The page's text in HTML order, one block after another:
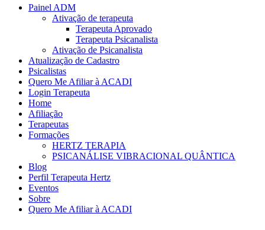
Painel ADM
Ativação de terapeuta
Terapeuta Aprovado
Terapeuta Psicanalista
Ativação de Psicanalista
Atualização de Cadastro
Psicalistas
Quero Me Afiliar à ACADI
Login Terapeuta
Home
Afiliação
Terapeutas
Formações
HERTZ TERAPIA
PSICANÁLISE VIBRACIONAL QUÂNTICA
Blog
Perfil Terapeuta Hertz
Eventos
Sobre
Quero Me Afiliar à ACADI